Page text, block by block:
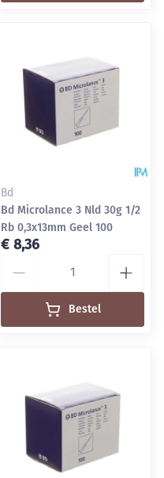
Bd
Bd Microlance 3 Nld 30g 1/2
Rb 0,3x13mm Geel 100
€ 8,36
Bestel